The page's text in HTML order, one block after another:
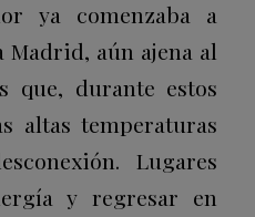
ya comenzaba a
aún ajena al
que, durante estos
altas temperaturas
Lugares
y regresar en